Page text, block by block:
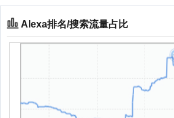
Alexa排名/搜索流量占比